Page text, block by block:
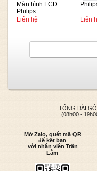
Màn hình LCD
Philips
221V8LB/74
Liên hệ Liên
TỔNG ĐÀI
(08h00 -
Mở Zalo, quét mã QR
để kết bạn
với nhân viên Trần
Lâm